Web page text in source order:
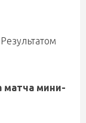
матча мини-